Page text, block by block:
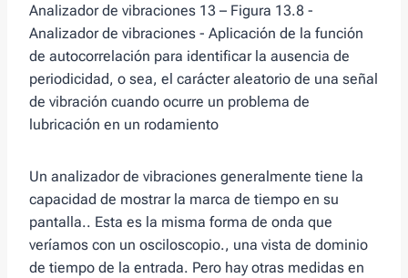
Analizador de vibraciones 13 – Figura 13.8 -
Analizador de vibraciones - Aplicación de la función
de autocorrelación para identificar la ausencia de
periodicidad, o sea, el carácter aleatorio de una señal
de vibración cuando ocurre un problema de
lubricación en un rodamiento
Un analizador de vibraciones generalmente tiene la
capacidad de mostrar la marca de tiempo en su
pantalla.. Esta es la misma forma de onda que
veríamos con un osciloscopio., una vista de dominio
de tiempo de la entrada. Pero hay otras medidas en